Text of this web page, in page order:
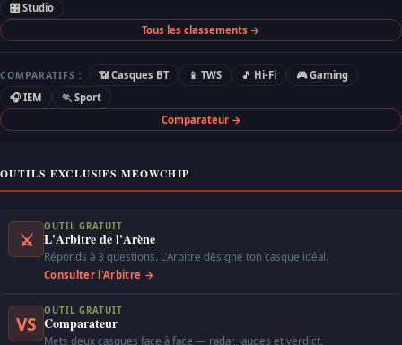
🎛 Studio
Tous les classements →
COMPARATIFS : 📶 Casques BT 📱 TWS 🎵 Hi-Fi
🎮 Gaming
🎧 IEM
🏃 Sport
Comparateur →
OUTILS EXCLUSIFS MEOWCHIP
⚔
OUTIL GRATUIT
L'Arbitre de l'Arène
Réponds à 3 questions. L'Arbitre désigne ton casque idéal.
Consulter l'Arbitre →
VS
OUTIL GRATUIT
Comparateur
Mets deux casques face à face — radar, jauges et verdict.